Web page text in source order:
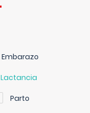
Embarazo
Lactancia
Parto